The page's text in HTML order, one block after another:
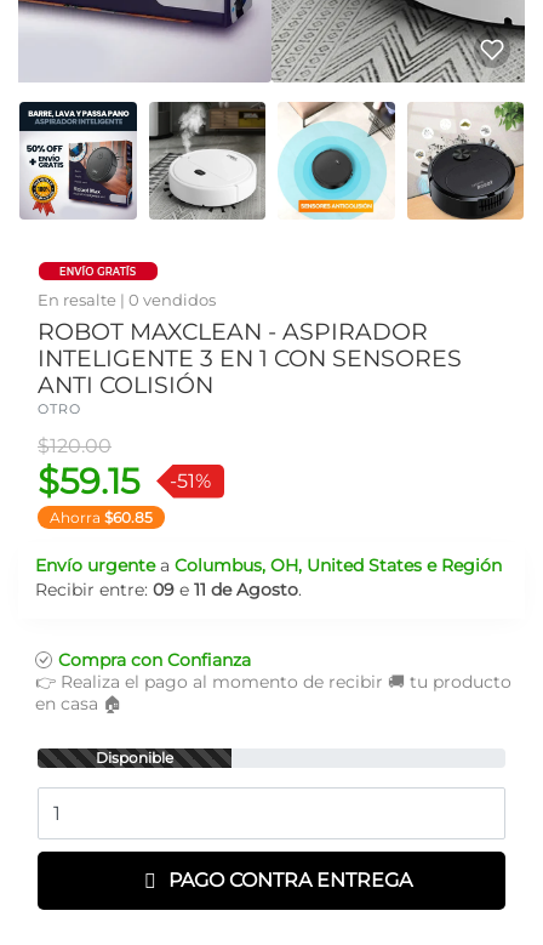
En resalte | 0 vendidos
ROBOT MAXCLEAN - ASPIRADOR
INTELIGENTE 3 EN 1 CON SENSORES
ANTI COLISIÓN
OTRO
Precio antiguo
$120.00
$59.15 -51%
Ahorra $60.85
Envío urgentea Columbus, OH, United States e Región
Recibir entre: 09 e 11 de Agosto.
Compra con Confianza
👉 Realiza el pago al momento de recibir 🚚 tu producto
en casa 🏠
Disponible
PAGO CONTRA ENTREGA